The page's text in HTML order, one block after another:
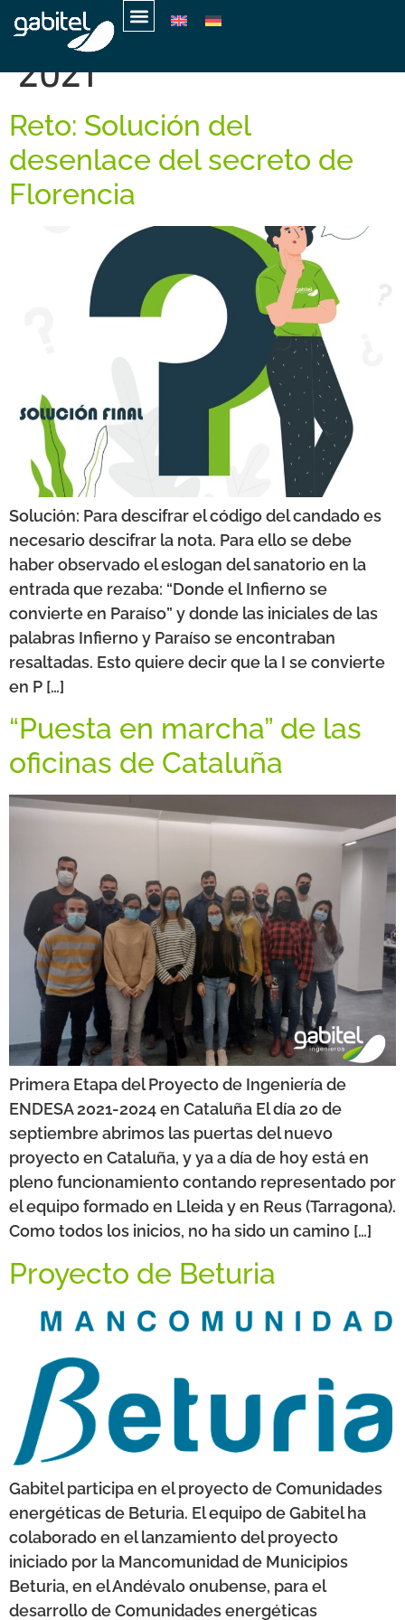
Día:2 de diciembre de
2021
Reto: Solución del
desenlace del secreto de
Florencia
Solución: Para descifrar el código del candado es
necesario descifrar la nota. Para ello se debe
haber observado el eslogan del sanatorio en la
entrada que rezaba: “Donde el Infierno se
convierte en Paraíso” y donde las iniciales de las
palabras Infierno y Paraíso se encontraban
resaltadas. Esto quiere decir que la I se convierte
en P […]
“Puesta en marcha” de las
oficinas de Cataluña
Primera Etapa del Proyecto de Ingeniería de
ENDESA 2021-2024 en Cataluña El día 20 de
septiembre abrimos las puertas del nuevo
proyecto en Cataluña, y ya a día de hoy está en
pleno funcionamiento contando representado por
el equipo formado en Lleida y en Reus (Tarragona).
Como todos los inicios, no ha sido un camino […]
Proyecto de Beturia
Gabitel participa en el proyecto de Comunidades
energéticas de Beturia. El equipo de Gabitel ha
colaborado en el lanzamiento del proyecto
iniciado por la Mancomunidad de Municipios
Beturia, en el Andévalo onubense, para el
desarrollo de Comunidades energéticas